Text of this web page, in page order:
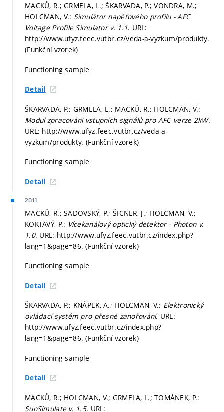
MACKŮ, R.; GRMELA, L.; ŠKARVADA, P.; VONDRA, M.;
HOLCMAN, V.: Simulátor napěťového profilu - AFC
Voltage Profile Simulator v. 1.1. URL:
http://www.ufyz.feec.vutbr.cz/veda-a-vyzkum/produkty.
(Funkční vzorek)
Functioning sample
Detail
ŠKARVADA, P.; GRMELA, L.; MACKŮ, R.; HOLCMAN, V.:
Modul zpracování vstupních signálů pro AFC verze 2kW.
URL: http://www.ufyz.feec.vutbr.cz/veda-a-
vyzkum/produkty. (Funkční vzorek)
Functioning sample
Detail
2011
MACKŮ, R.; SADOVSKÝ, P.; ŠICNER, J.; HOLCMAN, V.;
KOKTAVÝ, P.: Vícekanálový optický detektor - Photon v.
1.0. URL: http://www.ufyz.feec.vutbr.cz/index.php?
lang=1&page=86. (Funkční vzorek)
Functioning sample
Detail
ŠKARVADA, P.; KNÁPEK, A.; HOLCMAN, V.: Elektronický
ovládací systém pro přesné zanořování. URL:
http://www.ufyz.feec.vutbr.cz/index.php?
lang=1&page=86. (Funkční vzorek)
Functioning sample
Detail
MACKŮ, R.; HOLCMAN, V.; GRMELA, L.; TOMÁNEK, P.:
SunSimulate v. 1.5. URL: